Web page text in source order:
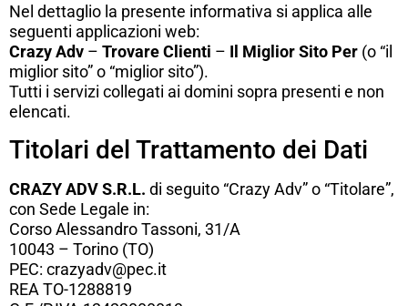
Nel dettaglio la presente informativa si applica alle
seguenti applicazioni web:
Crazy Adv – Trovare Clienti – Il Miglior Sito Per (o “il
miglior sito” o “miglior sito”).
Tutti i servizi collegati ai domini sopra presenti e non
elencati.
Titolari del Trattamento dei Dati
CRAZY ADV S.R.L. di seguito “Crazy Adv” o “Titolare”,
con Sede Legale in:
Corso Alessandro Tassoni, 31/A
10043 – Torino (TO)
PEC: crazyadv@pec.it
REA TO-1288819